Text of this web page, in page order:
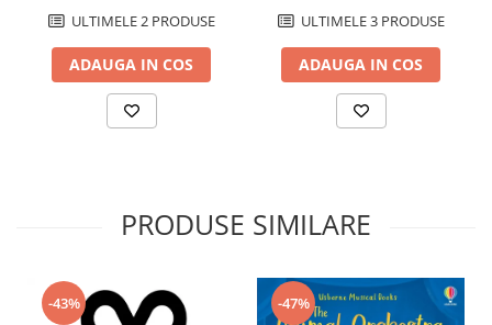
ULTIMELE 2 PRODUSE
ADAUGA IN COS
ULTIMELE 3 PRODUSE
ADAUGA IN COS
PRODUSE SIMILARE
-43% -47%